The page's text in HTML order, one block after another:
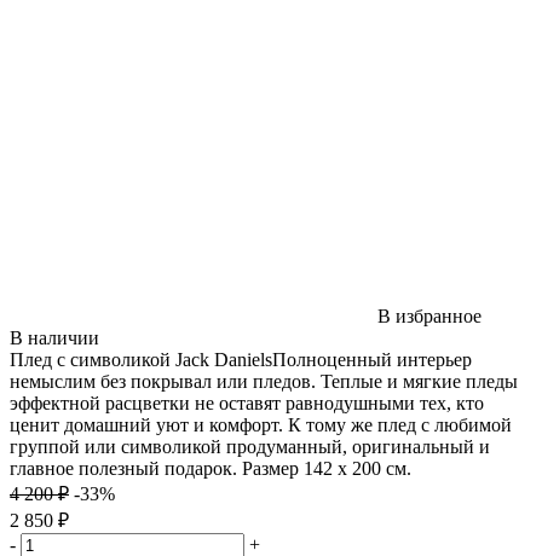
В избранное
В наличии
Плед с символикой Jack DanielsПолноценный интерьер
немыслим без покрывал или пледов. Теплые и мягкие пледы
эффектной расцветки не оставят равнодушными тех, кто
ценит домашний уют и комфорт. К тому же плед с любимой
группой или символикой продуманный, оригинальный и
главное полезный подарок. Размер 142 х 200 см.
4 200 ₽ -33%
2 850 ₽
-
+